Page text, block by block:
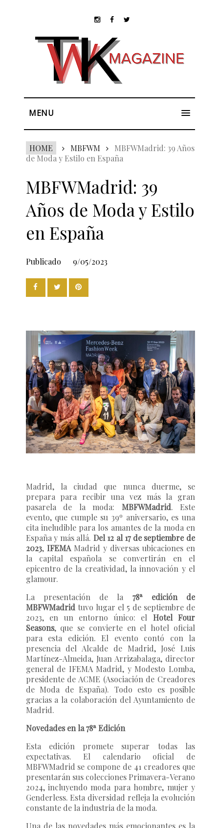
MENU
HOME MBFWM
MBFWMadrid: 39 Años
de Moda y Estilo en España
MBFWMadrid: 39
Años de Moda y Estilo
en España
Publicado 9/05/2023
Madrid, la ciudad que nunca duerme, se
prepara para recibir una vez más la gran
pasarela de la moda: MBFWMadrid. Este
evento, que cumple su 39º aniversario, es una
cita ineludible para los amantes de la moda en
España y más allá. Del 12 al 17 de septiembre de
2023, IFEMA Madrid y diversas ubicaciones en
la capital española se convertirán en el
epicentro de la creatividad, la innovación y el
glamour.
La presentación de la 78ª edición de
MBFWMadrid tuvo lugar el 5 de septiembre de
2023, en un entorno único: el Hotel Four
Seasons, que se convierte en el hotel oficial
para esta edición. El evento contó con la
presencia del Alcalde de Madrid, José Luis
Martínez-Almeida, Juan Arrizabalaga, director
general de IFEMA Madrid, y Modesto Lomba,
presidente de ACME (Asociación de Creadores
de Moda de España). Todo esto es posible
gracias a la colaboración del Ayuntamiento de
Madrid.
Novedades en la 78ª Edición
Esta edición promete superar todas las
expectativas. El calendario oficial de
MBFWMadrid se compone de 41 creadores que
presentarán sus colecciones Primavera-Verano
2024, incluyendo moda para hombre, mujer y
Genderless. Esta diversidad refleja la evolución
constante de la industria de la moda.
Una de las novedades más emocionantes es la